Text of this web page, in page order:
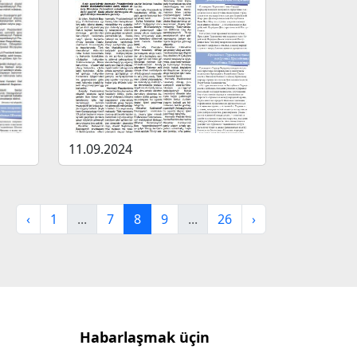
11.09.2024
‹ 1 ... 7 8 9 ... 26 ›
Habarlaşmak üçin